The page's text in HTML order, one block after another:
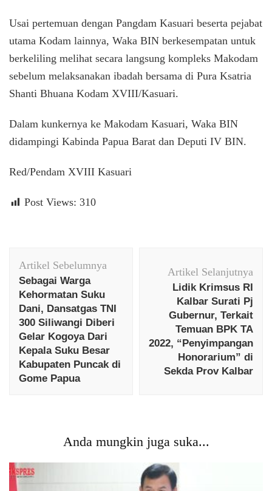
Usai pertemuan dengan Pangdam Kasuari beserta pejabat
utama Kodam lainnya, Waka BIN berkesempatan untuk
berkeliling melihat secara langsung kompleks Makodam
sebelum melaksanakan ibadah bersama di Pura Ksatria
Shanti Bhuana Kodam XVIII/Kasuari.
Dalam kunkernya ke Makodam Kasuari, Waka BIN
didampingi Kabinda Papua Barat dan Deputi IV BIN.
Red/Pendam XVIII Kasuari
Post Views: 310
Artikel
Artikel Sebelumnya
Sebagai Warga
Kehormatan Suku
Dani, Dansatgas TNI
300 Siliwangi Diberi
Gelar Kogoya Dari
Kepala Suku Besar
Kabupaten Puncak di
Gome Papua
Artikel Selanjutnya
Lidik Krimsus RI
Kalbar Surati Pj
Gubernur, Terkait
Temuan BPK TA
2022, “Penyimpangan
Honorarium” di
Sekda Prov Kalbar
Anda mungkin juga suka...